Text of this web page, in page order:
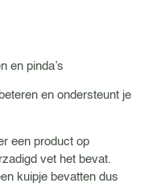
en pinda’s
en ondersteunt je
een product op
vet het bevat.
kuipje bevatten dus